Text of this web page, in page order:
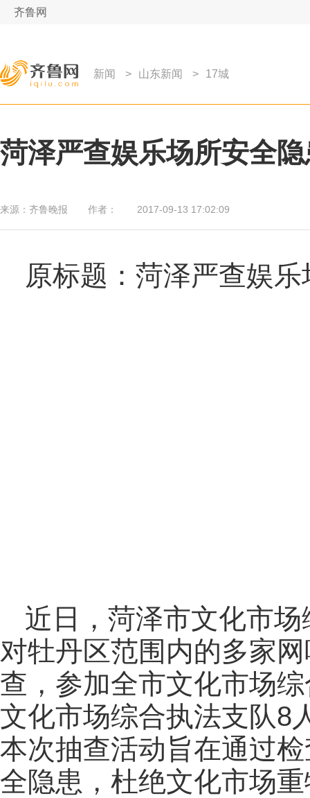
齐鲁网
新闻 > 山东新闻 > 17城
菏泽严查娱乐场所安全
来源： 齐鲁晚报 作者： 2017-09-13 17:02:09
原标题：菏泽严查娱
近日，菏泽市文化市场
对牡丹区范围内的多家
查，参加全市文化市场
文化市场综合执法支队8
本次抽查活动旨在通过
全隐患，杜绝文化市场